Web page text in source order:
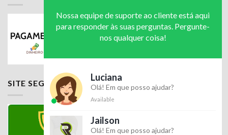
SITE SEGURO
Nossa equipe de suporte ao cliente está aqui
para responder às suas perguntas. Pergunte-
nos qualquer coisa!
Luciana
Olá! Em que posso ajudar?
Available
Jailson
Olá! Em que posso ajudar?